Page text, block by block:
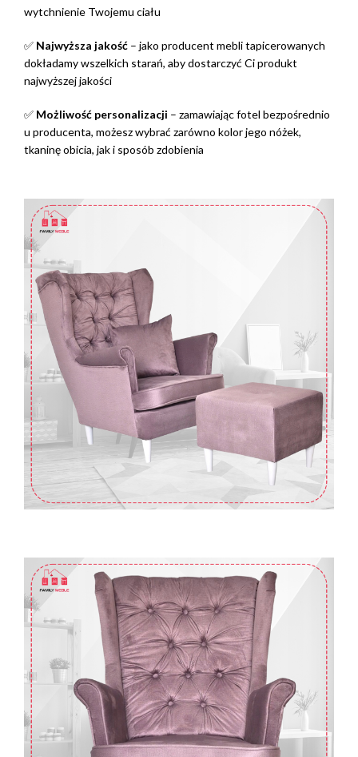
wytchnienie Twojemu ciału
✅ Najwyższa jakość – jako producent mebli tapicerowanych
dokładamy wszelkich starań, aby dostarczyć Ci produkt
najwyższej jakości
✅ Możliwość personalizacji – zamawiając fotel bezpośrednio
u producenta, możesz wybrać zarówno kolor jego nóżek,
tkaninę obicia, jak i sposób zdobienia